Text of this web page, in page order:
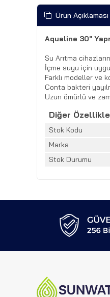
Ürün Açıklaması
Aqualine 30"
Su Arıtma
İçme suyu için
Farklı modeller ve
Conta bakteri
Uzun ömürlü ve
Diğer
Stok Kodu
Marka
Stok Durumu